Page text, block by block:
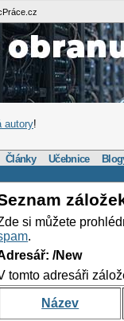
autory!
Články Učebnice
si můžete
.
/New
tomto adresáři
Název